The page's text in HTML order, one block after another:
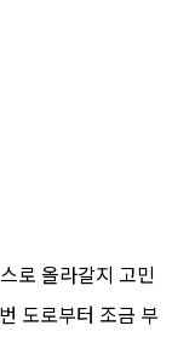
로 올라갈지 고민
도로부터 조금 부